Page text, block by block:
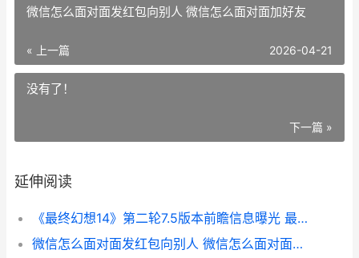
微信怎么面对面发红包向别人 微信怎么面对面加好友
« 上一篇 2026-04-21
没有了！
下一篇 »
延伸阅读
《最终幻想14》第二轮7.5版本前瞻信息曝光 最终幻想14手游官网下载
微信怎么面对面发红包向别人 微信怎么面对面加好友